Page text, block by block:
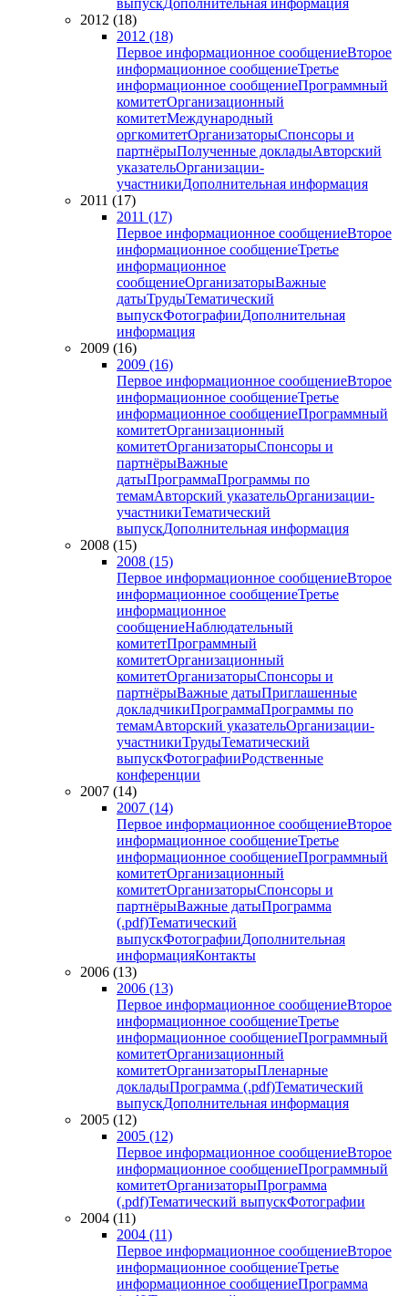
выпускДополнительная информация
2012 (18)
2012 (18)
Первое информационное сообщениеВторое
информационное сообщениеТретье
информационное сообщениеПрограммный
комитетОрганизационный
комитетМеждународный
оргкомитетОрганизаторыСпонсоры и
партнёрыПолученные докладыАвторский
указательОрганизации-
участникиДополнительная информация
2011 (17)
2011 (17)
Первое информационное сообщениеВторое
информационное сообщениеТретье
информационное
сообщениеОрганизаторыВажные
датыТрудыТематический
выпускФотографииДополнительная
информация
2009 (16)
2009 (16)
Первое информационное сообщениеВторое
информационное сообщениеТретье
информационное сообщениеПрограммный
комитетОрганизационный
комитетОрганизаторыСпонсоры и
партнёрыВажные
датыПрограммаПрограммы по
темамАвторский указательОрганизации-
участникиТематический
выпускДополнительная информация
2008 (15)
2008 (15)
Первое информационное сообщениеВторое
информационное сообщениеТретье
информационное
сообщениеНаблюдательный
комитетПрограммный
комитетОрганизационный
комитетОрганизаторыСпонсоры и
партнёрыВажные датыПриглашенные
докладчикиПрограммаПрограммы по
темамАвторский указательОрганизации-
участникиТрудыТематический
выпускФотографииРодственные
конференции
2007 (14)
2007 (14)
Первое информационное сообщениеВторое
информационное сообщениеТретье
информационное сообщениеПрограммный
комитетОрганизационный
комитетОрганизаторыСпонсоры и
партнёрыВажные датыПрограмма
(.pdf)Тематический
выпускФотографииДополнительная
информацияКонтакты
2006 (13)
2006 (13)
Первое информационное сообщениеВторое
информационное сообщениеТретье
информационное сообщениеПрограммный
комитетОрганизационный
комитетОрганизаторыПленарные
докладыПрограмма (.pdf)Тематический
выпускДополнительная информация
2005 (12)
2005 (12)
Первое информационное сообщениеВторое
информационное сообщениеПрограммный
комитетОрганизаторыПрограмма
(.pdf)Тематический выпускФотографии
2004 (11)
2004 (11)
Первое информационное сообщениеВторое
информационное сообщениеТретье
информационное сообщениеПрограмма